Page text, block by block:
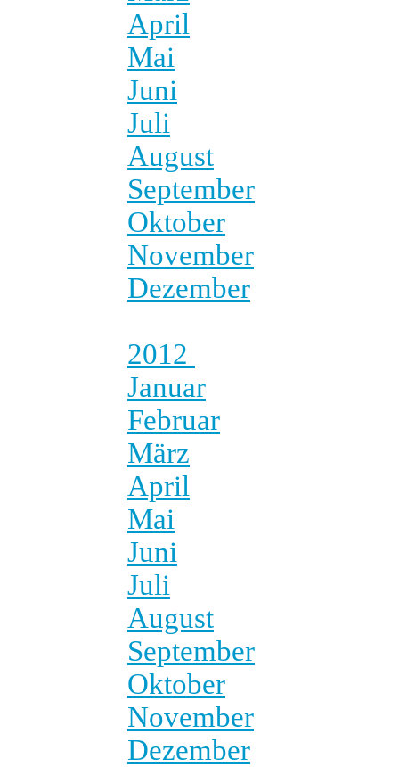
April
Mai
Juni
Juli
August
September
Oktober
November
Dezember
2012
Januar
Februar
März
April
Mai
Juni
Juli
August
September
Oktober
November
Dezember